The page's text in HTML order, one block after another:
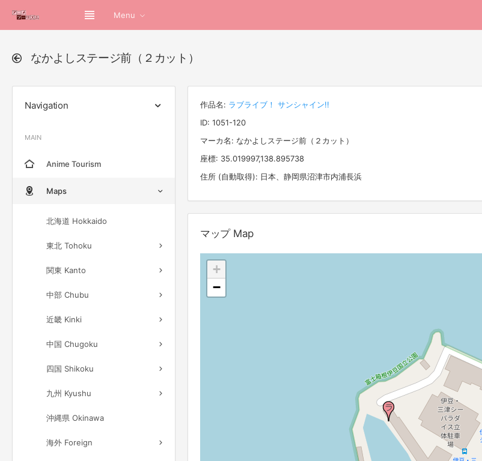
Menu
なかよしステージ前（２カット）
Navigation
MAIN
Anime Tourism
Maps
北海道 Hokkaido
東北 Tohoku
関東 Kanto
中部 Chubu
近畿 Kinki
中国 Chugoku
四国 Shikoku
九州 Kyushu
沖縄県 Okinawa
海外 Foreign
作品名: ラブライブ！ サンシャイン!!
ID: 1051-120
マーカ名: なかよしステージ前（２カット）
座標: 35.019997,138.895738
住所 (自動取得): 日本、静岡県沼津市内浦長浜
マップ Map
+
−